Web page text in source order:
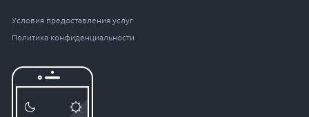
Условия предоставления услуг
Политика конфиденциальности